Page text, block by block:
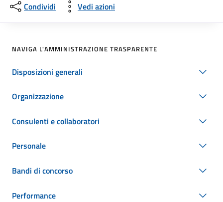
Condividi Vedi azioni
NAVIGA L'AMMINISTRAZIONE TRASPARENTE
Disposizioni generali
Organizzazione
Consulenti e collaboratori
Personale
Bandi di concorso
Performance